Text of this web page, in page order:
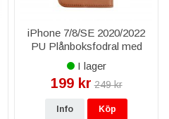
iPhone 7/8/SE 2020/2022
PU Plånboksfodral med
Kortfack - Gyllenbrun
I lager
199 kr 249 kr
Info Köp